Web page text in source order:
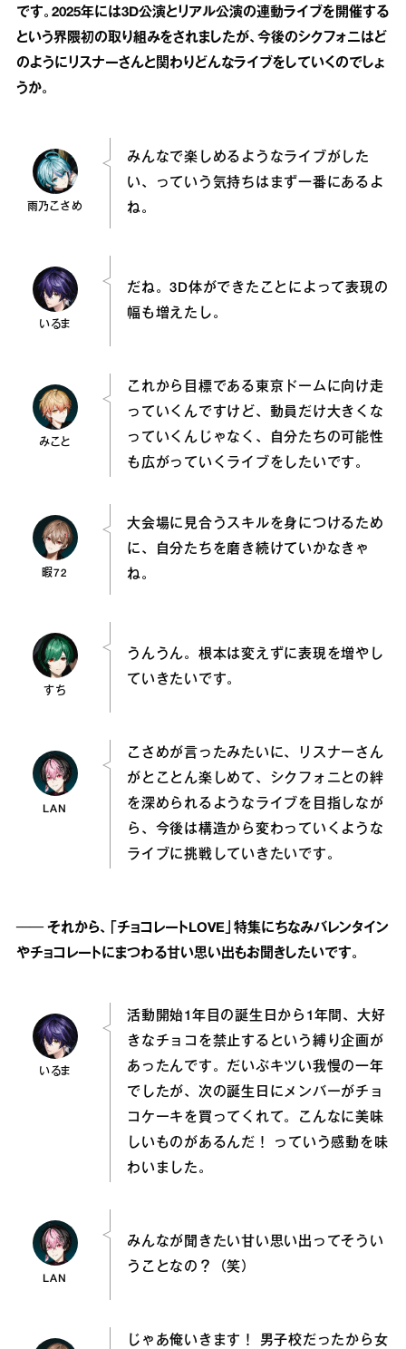
です。2025年には3D公演とリアル公演の連動ライブを開催する
という界隈初の取り組みをされましたが、今後のシクフォニはど
のようにリスナーさんと関わりどんなライブをしていくのでしょ
うか。
雨乃こさめ
みんなで楽しめるようなライブがした
い、っていう気持ちはまず一番にあるよ
ね。
いるま
だね。3D体ができたことによって表現の
幅も増えたし。
みこと
これから目標である東京ドームに向け走
っていくんですけど、動員だけ大きくな
っていくんじゃなく、自分たちの可能性
も広がっていくライブをしたいです。
暇72
大会場に見合うスキルを身につけるため
に、自分たちを磨き続けていかなきゃ
ね。
すち
うんうん。根本は変えずに表現を増やし
ていきたいです。
LAN
こさめが言ったみたいに、リスナーさん
がとことん楽しめて、シクフォニとの絆
を深められるようなライブを目指しなが
ら、今後は構造から変わっていくような
ライブに挑戦していきたいです。
── それから、「チョコレートLOVE」特集にちなみバレンタイン
やチョコレートにまつわる甘い思い出もお聞きしたいです。
いるま
活動開始1年目の誕生日から1年間、大好
きなチョコを禁止するという縛り企画が
あったんです。だいぶキツい我慢の一年
でしたが、次の誕生日にメンバーがチョ
コケーキを買ってくれて。こんなに美味
しいものがあるんだ！ っていう感動を味
わいました。
LAN
みんなが聞きたい甘い思い出ってそうい
うことなの？（笑）
じゃあ俺いきます！ 男子校だったから女